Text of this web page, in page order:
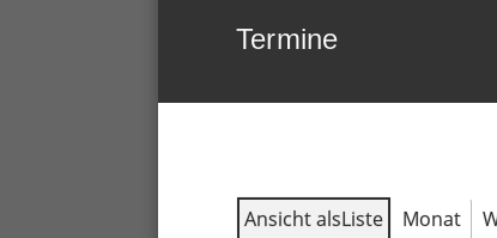
Termine
Ansicht alsListe Monat